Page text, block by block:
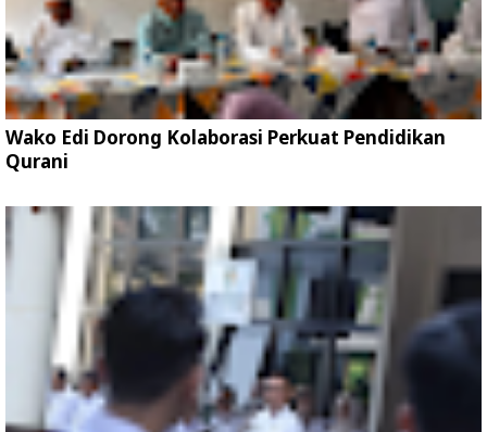
Wako Edi Dorong Kolaborasi Perkuat Pendidikan
Qurani